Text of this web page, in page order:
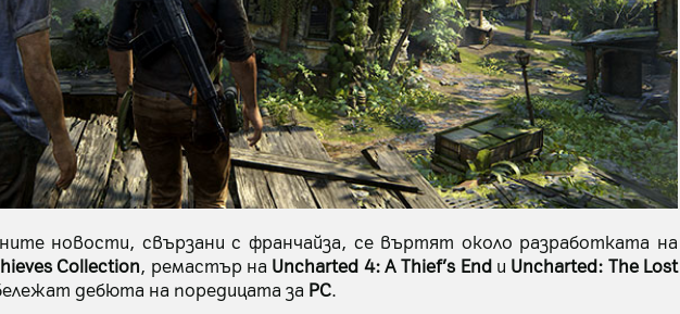
новости, свързани с франчайза, се въртят около разработката на
Collection, ремастър на Uncharted 4: A Thief’s Endи Uncharted: The Lost
дебюта на поредицата за PC.